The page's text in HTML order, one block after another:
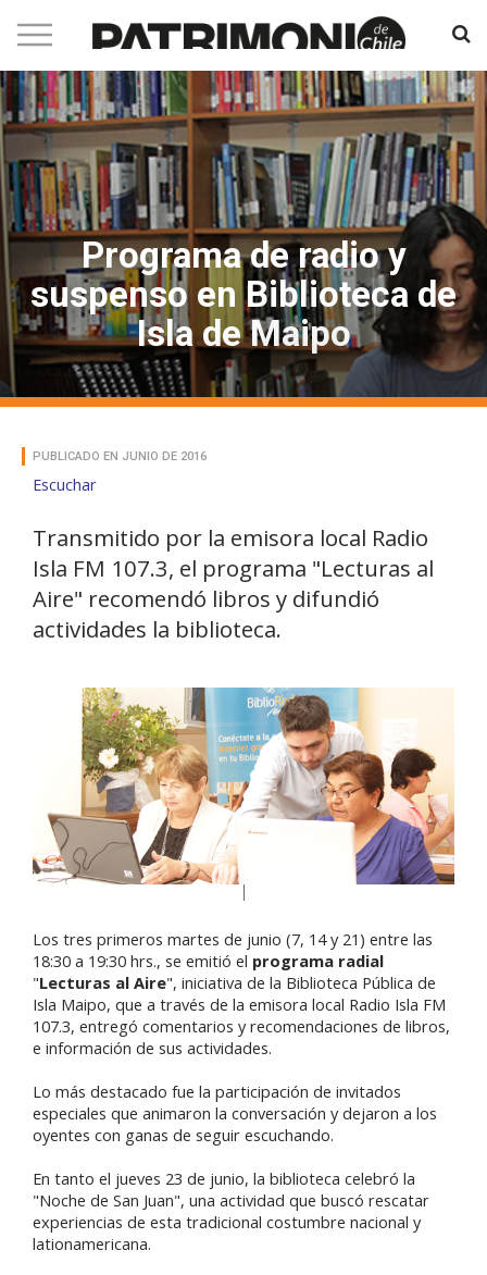
Programa de radio y
suspenso en Biblioteca de
Isla de Maipo
PUBLICADO EN JUNIO DE 2016
Escuchar
Transmitido por la emisora local Radio
Isla FM 107.3, el programa "Lecturas al
Aire" recomendó libros y difundió
actividades la biblioteca.
Los tres primeros martes de junio (7, 14 y 21) entre las
18:30 a 19:30 hrs., se emitió el programa radial
"Lecturas al Aire", iniciativa de la Biblioteca Pública de
Isla Maipo, que a través de la emisora local Radio Isla FM
107.3, entregó comentarios y recomendaciones de libros,
e información de sus actividades.
Lo más destacado fue la participación de invitados
especiales que animaron la conversación y dejaron a los
oyentes con ganas de seguir escuchando.
En tanto el jueves 23 de junio, la biblioteca celebró la
"Noche de San Juan", una actividad que buscó rescatar
experiencias de esta tradicional costumbre nacional y
lationamericana.